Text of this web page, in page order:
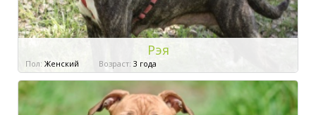
Рэя
Пол: Женский Возраст: 3 года